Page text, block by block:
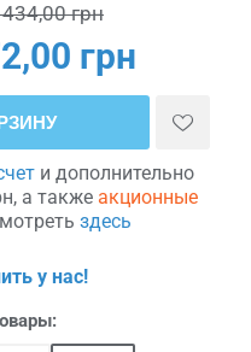
грн
грн
и дополнительно
а также акционные
здесь
у нас!